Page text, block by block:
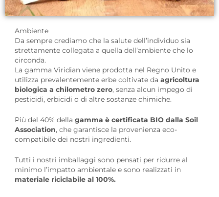
Ambiente
Da sempre crediamo che la salute dell’individuo sia
strettamente collegata a quella dell’ambiente che lo
circonda.
La gamma Viridian viene prodotta nel Regno Unito e
utilizza prevalentemente erbe coltivate da agricoltura
biologica a chilometro zero, senza alcun impego di
pesticidi, erbicidi o di altre sostanze chimiche.
Più del 40% della gamma è certificata BIO dalla Soil
Association, che garantisce la provenienza eco-
compatibile dei nostri ingredienti.
Tutti i nostri imballaggi sono pensati per ridurre al
minimo l’impatto ambientale e sono realizzati in
materiale riciclabile al 100%.